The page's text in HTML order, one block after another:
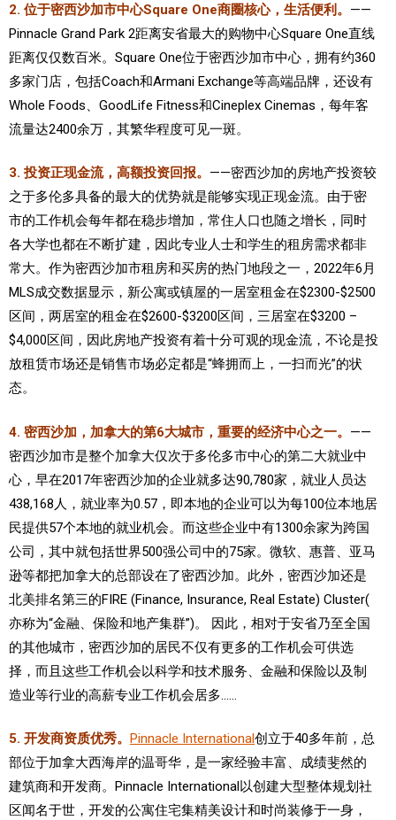
2. 位于密西沙加市中心Square One商圈核心，生活便利。 ——
Pinnacle Grand Park 2距离安省最大的购物中心Square One直线
距离仅仅数百米。Square One位于密西沙加市中心，拥有约360
多家门店，包括Coach和Armani Exchange等高端品牌，还设有
Whole Foods、GoodLife Fitness和Cineplex Cinemas，每年客
流量达2400余万，其繁华程度可见一斑。
3. 投资正现金流，高额投资回报。 ——密西沙加的房地产投资较
之于多伦多具备的最大的优势就是能够实现正现金流。由于密
市的工作机会每年都在稳步增加，常住人口也随之增长，同时
各大学也都在不断扩建，因此专业人士和学生的租房需求都非
常大。作为密西沙加市租房和买房的热门地段之一，2022年6月
MLS成交数据显示，新公寓或镇屋的一居室租金在$2300-$2500
区间，两居室的租金在$2600-$3200区间，三居室在$3200 –
$4,000区间，因此房地产投资有着十分可观的现金流，不论是投
放租赁市场还是销售市场必定都是“蜂拥而上，一扫而光”的状
态。
4. 密西沙加，加拿大的第6大城市，重要的经济中心之一。 ——
密西沙加市是整个加拿大仅次于多伦多市中心的第二大就业中
心，早在2017年密西沙加的企业就多达90,780家，就业人员达
438,168人，就业率为0.57，即本地的企业可以为每100位本地居
民提供57个本地的就业机会。而这些企业中有1300余家为跨国
公司，其中就包括世界500强公司中的75家。微软、惠普、亚马
逊等都把加拿大的总部设在了密西沙加。此外，密西沙加还是
北美排名第三的FIRE (Finance, Insurance, Real Estate) Cluster(
亦称为“金融、保险和地产集群”)。 因此，相对于安省乃至全国
的其他城市，密西沙加的居民不仅有更多的工作机会可供选
择，而且这些工作机会以科学和技术服务、金融和保险以及制
造业等行业的高薪专业工作机会居多……
5. 开发商资质优秀。 Pinnacle International创立于40多年前，总
部位于加拿大西海岸的温哥华，是一家经验丰富、成绩斐然的
建筑商和开发商。Pinnacle International以创建大型整体规划社
区闻名于世，开发的公寓住宅集精美设计和时尚装修于一身，